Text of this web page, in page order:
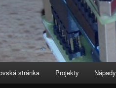
stránka Projekty Nápady